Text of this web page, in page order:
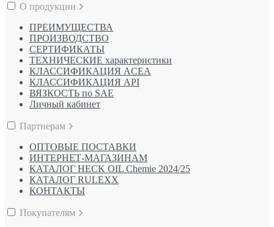
О продукции
ПРЕИМУЩЕСТВА
ПРОИЗВОДСТВО
СЕРТИФИКАТЫ
ТЕХНИЧЕСКИЕ характеристики
КЛАССИФИКАЦИЯ ACEA
КЛАССИФИКАЦИЯ API
ВЯЗКОСТЬ по SAE
Личный кабинет
Партнерам
ОПТОВЫЕ ПОСТАВКИ
ИНТЕРНЕТ-МАГАЗИНАМ
КАТАЛОГ HECK OIL Chemie 2024/25
КАТАЛОГ RULEXX
КОНТАКТЫ
Покупателям